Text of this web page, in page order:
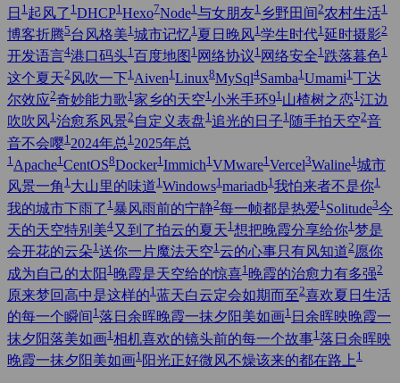
日 1 起风了 1 DHCP1 Hexo7Node1 与女朋友1 乡野田间 2农村生活1
博客折腾5台风格美1 城市记忆1 夏日晚风1 学生时代1 延时摄影2
开发语言4港口码头1 百度地图 1 网络协议1 网络安全1 跌落暮色1
这个夏天2 风吹一下1 Aiven1 Linux8MySql4Samba1 Umami1 丁达
尔效应2奇妙能力歌1 家乡的天空1 小米手环91 山楂树之恋1 江边
吹吹风1 治愈系风景2 自定义表盘1 追光的日子1 随手拍天空2音
音不会嘤1 2024年总 1 2025年总
1 Apache1 CentOS8Docker1 Immich1 VMware1 Vercel3Waline1 城市
风景一角 1 大山里的味道1 Windows1 mariadb1 我怕来者不是你1
我的城市下雨了 1 暴风雨前的宁静2每一帧都是热爱1 Solitude3今
天的天空特别美4又到了拍云的夏天1 想把晚霞分享给你1 梦是
会开花的云朵1 送你一片魔法天空1 云的心事只有风知道2愿你
成为自己的太阳 1 晚霞是天空给的惊喜1 晚霞的治愈力有多强2
原来梦回高中是这样的1 蓝天白云定会如期而至2喜欢夏日生活
的每一个瞬间 1 落日余晖晚霞一抹夕阳美如画1 日余晖映晚霞一
抹夕阳落美如画1 相机喜欢的镜头前的每一个故事1 落日余晖映
晚霞一抹夕阳美如画1 阳光正好微风不燥该来的都在路上 1